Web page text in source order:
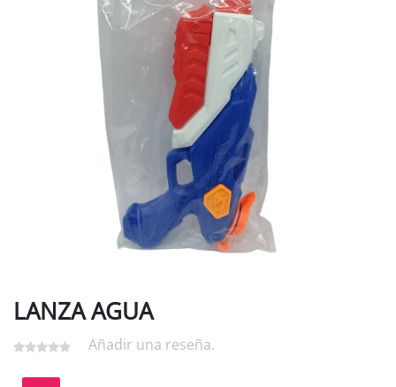
LANZA AGUA
Añadir una reseña.